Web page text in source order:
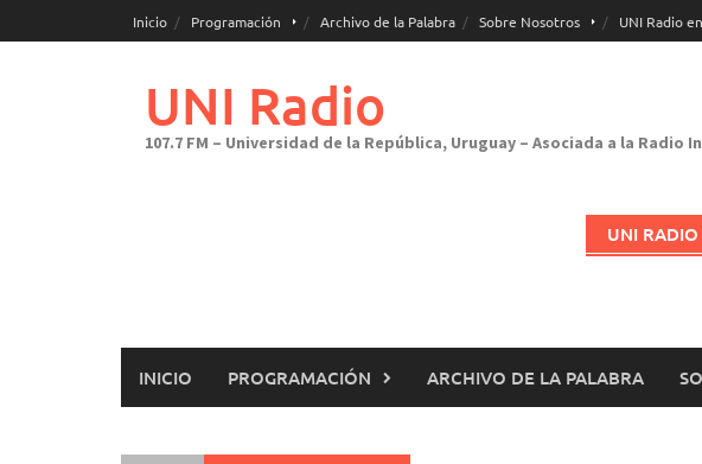
al
Inicio Programación Archivo de la Palabra Sobre Nosotros UNI Radio
UNI Radio
107.7 FM – Universidad de la República, Uruguay – Asociada a la Radio
UNI
INICIO PROGRAMACIÓN ARCHIVO DE LA PALABRA